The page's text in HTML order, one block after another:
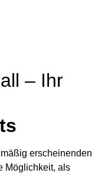
– Ihr
erscheinenden
Möglichkeit, als